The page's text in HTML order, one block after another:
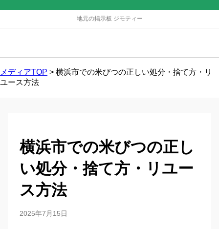
地元の掲示板 ジモティー
メディアTOP > 横浜市での米びつの正しい処分・捨て方・リ
ユース方法
横浜市での米びつの正し
い処分・捨て方・リユー
ス方法
2025年7月15日